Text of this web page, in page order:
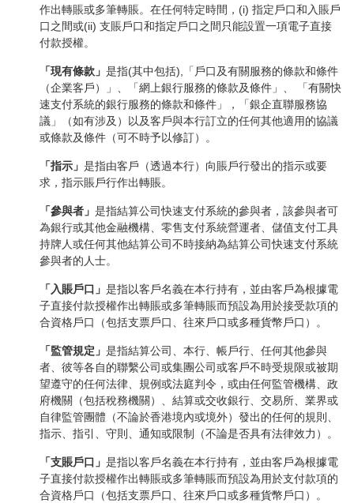
作出轉賬或多筆轉賬。在任何特定時間，(i) 指定戶口和入賬戶
口之間或(ii) 支賬戶口和指定戶口之間只能設置一項電子直接
付款授權。
「現有條款」 是指(其中包括),「戶口及有關服務的條款和條件
（企業客戶）」、「網上銀行服務的條款及條件」、 「有關快
速支付系統的銀行服務的條款和條件」，「銀企直聯服務協
議」（如有涉及）以及客戶與本行訂立的任何其他適用的協議
或條款及條件（可不時予以修訂）。
「指示」 是指由客戶（透過本行）向賬戶行發出的指示或要
求，指示賬戶行作出轉賬。
「參與者」 是指結算公司快速支付系統的參與者，該參與者可
為銀行或其他金融機構、零售支付系統營運者、儲值支付工具
持牌人或任何其他結算公司不時接納為結算公司快速支付系統
參與者的人士。
「入賬戶口」 是指以客戶名義在本行持有，並由客戶為根據電
子直接付款授權作出轉賬或多筆轉賬而預設為用於接受款項的
合資格戶口（包括支票戶口、往來戶口或多種貨幣戶口）。
「監管規定」 是指結算公司、本行、帳戶行、任何其他參與
者、彼等各自的聯繫公司或集團公司或客戶不時受規限或被期
望遵守的任何法律、規例或法庭判令，或由任何監管機構、政
府機關（包括稅務機關）、結算或交收銀行、交易所、業界或
自律監管團體（不論於香港境內或境外）發出的任何的規則、
指示、指引、守則、通知或限制（不論是否具有法律效力）。
「支賬戶口」 是指以客戶名義在本行持有，並由客戶為根據電
子直接付款授權作出轉賬或多筆轉賬而預設為用於支付款項的
合資格戶口（包括支票戶口、往來戶口或多種貨幣戶口）。